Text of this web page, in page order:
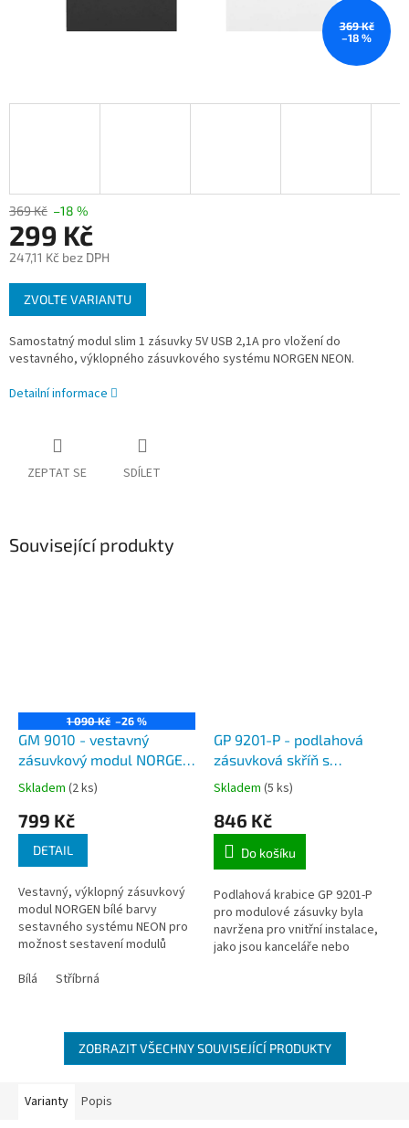
369 Kč
–18 %
369 Kč –18 %
299 Kč
247,11 Kč bez DPH
Měrná
cena:
ZVOLTE VARIANTU
Samostatný modul slim 1 zásuvky 5V USB 2,1A pro vložení do
vestavného, výklopného zásuvkového systému NORGEN NEON.
Detailní informace
ZEPTAT SE SDÍLET
Související produkty
1 090 Kč –26 %
GM 9010 - vestavný
zásuvkový modul NORGEN
do pracovní desky stolu -
prázdný pro moduly NEON,
barva černá, stříbrná a
bílá
Skladem (2 ks)
799 Kč
DETAIL
Vestavný, výklopný zásuvkový
modul NORGEN bílé barvy
sestavného systému NEON pro
možnost sestavení modulů
naše nabídka.
Bílá Stříbrná
GP 9201-P - podlahová
zásuvková skříň s
plastovou horní deskou,
pro zásuvkové moduly GM
9010
Skladem (5 ks)
846 Kč
Do košíku
Podlahová krabice GP 9201-P
pro modulové zásuvky byla
navržena pro vnitřní instalace,
jako jsou kanceláře nebo
ZOBRAZIT VŠECHNY SOUVISEJÍCÍ PRODUKTY
Varianty Popis